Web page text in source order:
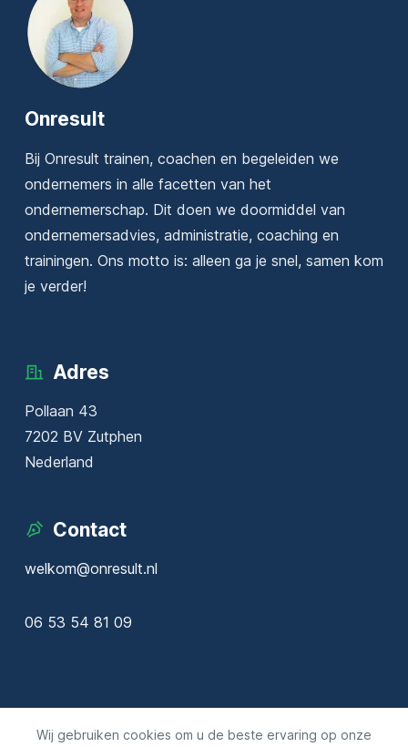
Wij gebruiken cookies om u de beste ervaring op onze
Onresult
Bij Onresult trainen, coachen en begeleiden we
ondernemers in alle facetten van het
ondernemerschap. Dit doen we doormiddel van
ondernemersadvies, administratie, coaching en
trainingen. Ons motto is: alleen ga je snel, samen kom
je verder!
Adres
Pollaan 43
7202 BV Zutphen
Nederland
Contact
welkom@onresult.nl
06 53 54 81 09